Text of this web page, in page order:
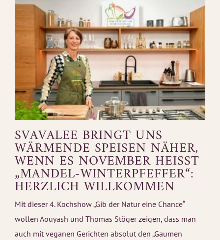
SVAVALEE BRINGT UNS
WÄRMENDE SPEISEN NÄHER,
WENN ES NOVEMBER HEISST „
MANDEL-WINTERPFEFFER“: H
ERZLICH WILLKOMMEN
Mit dieser 4. Kochshow „Gib der Natur eine Chance“
wollen Aouyash und Thomas Stöger zeigen, dass man
auch mit veganen Gerichten absolut den „Gaumen